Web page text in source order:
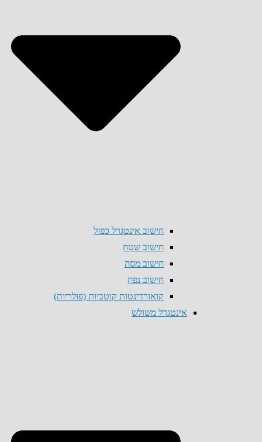
חישוב אינטגרל כפול
חישוב שטח
חישוב מסה
חישוב נפח
קואורדינטות קוטביות (פולריות)
אינטגרל משולש